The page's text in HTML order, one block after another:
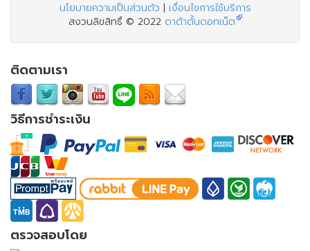
นโยบายความเป็นส่วนตัว | เงื่อนไขการใช้บริการ
สงวนลิขสิทธิ์ © 2022 ดาต้าตั้นดอทเน็ต
ติดตามเรา
วิธีการชำระเงิน
ตรวจสอบโดย